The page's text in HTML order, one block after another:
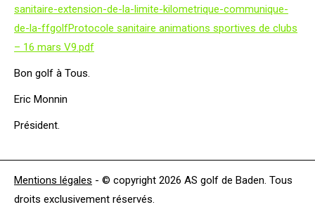
sanitaire-extension-de-la-limite-kilometrique-communique-
de-la-ffgolfProtocole sanitaire animations sportives de clubs
– 16 mars V9.pdf
Bon golf à Tous.
Eric Monnin
Président.
Mentions légales - © copyright 2026 AS golf de Baden. Tous
droits exclusivement réservés.